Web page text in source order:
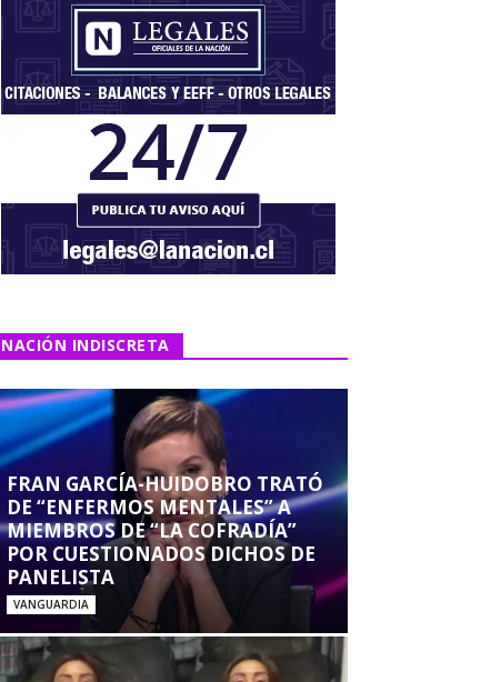
NACIÓN INDISCRETA
FRAN GARCÍA-HUIDOBRO TRATÓ
DE “ENFERMOS MENTALES” A
MIEMBROS DE “LA COFRADÍA”
POR CUESTIONADOS DICHOS DE
PANELISTA
VANGUARDIA